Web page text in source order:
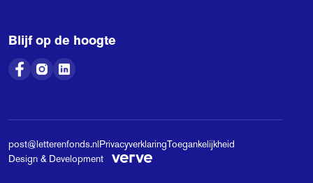
Blijf op de hoogte
post@letterenfonds.nlPrivacyverklaringToegankelijkheid
Design & Development